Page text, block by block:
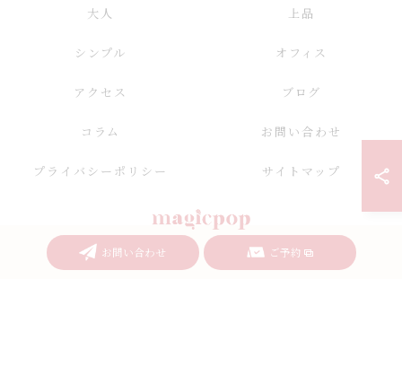
お問い合わせ ご予約
大人 上品
シンプル オフィス
アクセス ブログ
コラム お問い合わせ
プライバシーポリシー サイトマップ